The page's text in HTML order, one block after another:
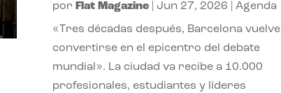
por Flat Magazine| Jun 27, 2026 Agenda
«Tres décadas después, Barcelona vuelve
convertirse en el epicentro del debate
mundial». La ciudad va recibe a 10.000
profesionales, estudiantes y líderes